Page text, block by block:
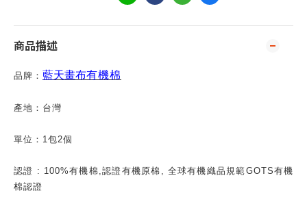
商品描述
品牌： 藍天畫布有機棉
產地：台灣
單位： 1包2個
認證 : 100%有機棉,認證有機原棉 , 全球有機織品規範GOTS有機
棉認證